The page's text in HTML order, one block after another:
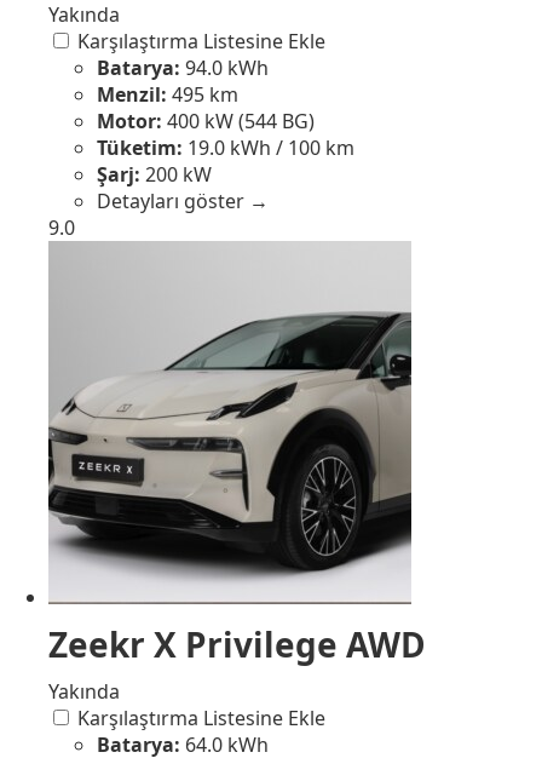
Yakında
Karşılaştırma Listesine Ekle
Batarya: 94.0 kWh
Menzil: 495 km
Motor: 400 kW (544 BG)
Tüketim: 19.0 kWh / 100 km
Şarj: 200 kW
Detayları göster →
9.0
Zeekr X Privilege AWD
Yakında
Karşılaştırma Listesine Ekle
Batarya: 64.0 kWh